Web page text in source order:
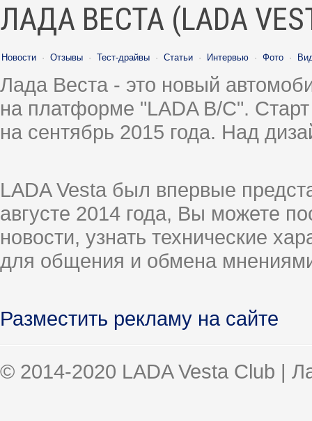
ЛАДА ВЕСТА (LADA
Новости · Отзывы · Тест-драйвы · Статьи · Интервью · Фото ·
Лада Веста - это новый
на платформе "LADA B/C".
на сентябрь 2015 года. Над
LADA Vesta был впервые
августе 2014 года, Вы можете
новости, узнать технические
для общения и обмена
Разместить рекламу на сайте
© 2014-2020 LADA Vesta Club |